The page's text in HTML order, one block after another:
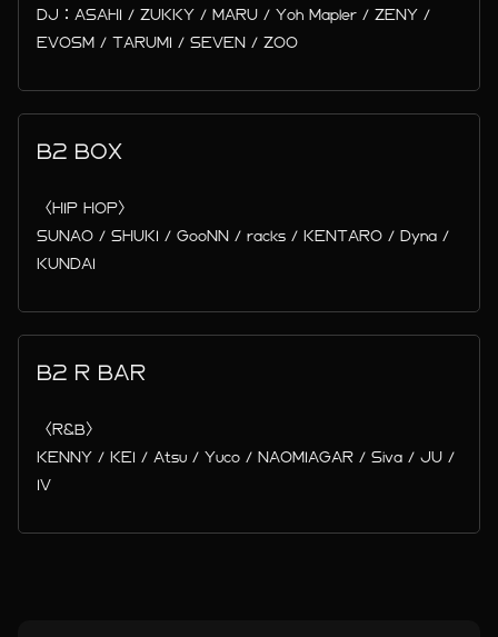
DJ：ASAHI / ZUKKY / MARU / Yoh Mapler / ZENY /
EVOSM / TARUMI / SEVEN / ZOO
B2 BOX
〈HIP HOP〉
SUNAO / SHUKI / GooNN / racks / KENTARO / Dyna /
KUNDAI
B2 R BAR
〈R&B〉
KENNY / KEI / Atsu / Yuco / NAOMIAGAR / Siva / JU /
IV